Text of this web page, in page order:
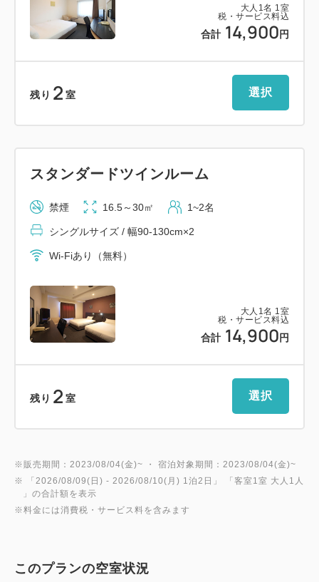
大人 1 名 1 室
税・サービス料込
合計 14,900 円
残り 2 室 選択
大人 1 名 1 室
税・サービス料込
合計 14,900 円
スタンダードツインルーム
禁煙 16.5～30㎡ 1~2名
シングルサイズ / 幅90-130cm×2
Wi-Fiあり（無料）
残り 2 室 選択
※販売期間：2023/08/04(金)~ ・ 宿泊対象期間：2023/08/04(金)~
※ 「 2026/08/09(日) - 2026/08/10(月) 1泊2日 」 「客室1室 大人1人
」の合計額を表示
※料金には消費税・サービス料を含みます
このプランの空室状況